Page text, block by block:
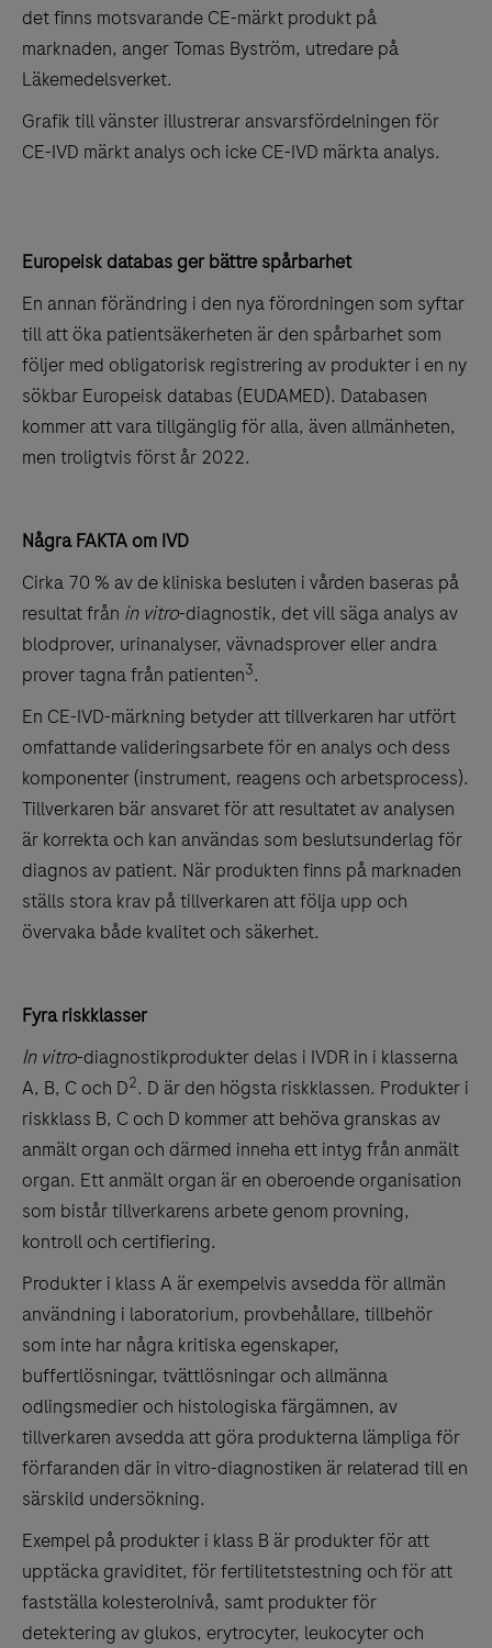
det finns motsvarande CE-märkt produkt på
marknaden, anger Tomas Byström, utredare på
Läkemedelsverket.
Grafik till vänster illustrerar ansvarsfördelningen för
CE-IVD märkt analys och icke CE-IVD märkta analys.
Europeisk databas ger bättre spårbarhet
En annan förändring i den nya förordningen som syftar
till att öka patientsäkerheten är den spårbarhet som
följer med obligatorisk registrering av produkter i en ny
sökbar Europeisk databas (EUDAMED). Databasen
kommer att vara tillgänglig för alla, även allmänheten,
men troligtvis först år 2022.
Några FAKTA om IVD
Cirka 70 % av de kliniska besluten i vården baseras på
resultat från in vitro-diagnostik, det vill säga analys av
blodprover, urinanalyser, vävnadsprover eller andra
prover tagna från patienten3.
En CE-IVD-märkning betyder att tillverkaren har utfört
omfattande valideringsarbete för en analys och dess
komponenter (instrument, reagens och arbetsprocess).
Tillverkaren bär ansvaret för att resultatet av analysen
är korrekta och kan användas som beslutsunderlag för
diagnos av patient. När produkten finns på marknaden
ställs stora krav på tillverkaren att följa upp och
övervaka både kvalitet och säkerhet.
Fyra riskklasser
In vitro-diagnostikprodukter delas i IVDR in i klasserna
A, B, C och D2. D är den högsta riskklassen. Produkter i
riskklass B, C och D kommer att behöva granskas av
anmält organ och därmed inneha ett intyg från anmält
organ. Ett anmält organ är en oberoende organisation
som bistår tillverkarens arbete genom provning,
kontroll och certifiering.
Produkter i klass A är exempelvis avsedda för allmän
användning i laboratorium, provbehållare, tillbehör
som inte har några kritiska egenskaper,
buffertlösningar, tvättlösningar och allmänna
odlingsmedier och histologiska färgämnen, av
tillverkaren avsedda att göra produkterna lämpliga för
förfaranden där in vitro-diagnostiken är relaterad till en
särskild undersökning.
Exempel på produkter i klass B är produkter för att
upptäcka graviditet, för fertilitetstestning och för att
fastställa kolesterolnivå, samt produkter för
detektering av glukos, erytrocyter, leukocyter och